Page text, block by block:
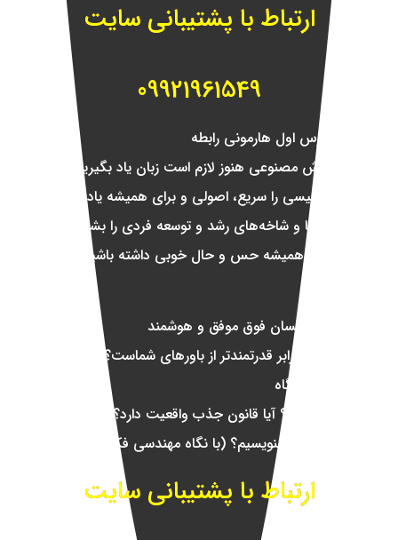
ارتباط با پشتیبانی سایت
09921961549
فعالیت‌‌های درس اول هارمونی رابطه
آیا در عصر هوش مصنوعی هنوز لازم است زبان یاد بگیریم؟!
چگونه زبان انگلیسی را سریع، اصولی و برای همیشه یاد بگیریم؟
مهم‌ترین حوزه‌ها و شاخه‌های رشد و توسعه فردی را بشناسید
چگونه می‌توانیم همیشه حس و حال خوبی داشته باشیم بدون اینکه
برنامه روزانه یک انسان فوق موفق و هوشمند
چه چیزی هزاران برابر قدرتمندتر از باورهای شماست؟
قدرت ضمیر ناخودآگاه
قانون جذب چیست؟ آیا قانون جذب واقعیت دارد؟
چگونه کتاب یا مقاله بنویسیم؟ (با نگاه مهندسی فکر)
ارتباط با پشتیبانی سایت